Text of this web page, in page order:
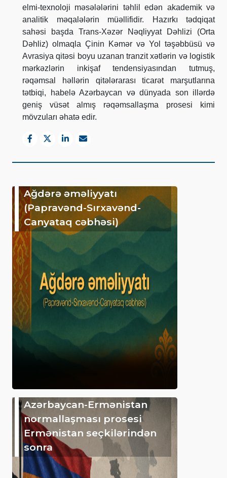
elmi-texnoloji məsələlərini təhlil edən akademik və
analitik məqalələrin müəllifidir. Hazırkı tədqiqat
sahəsi başda Trans-Xəzər Nəqliyyat Dəhlizi (Orta
Dəhliz) olmaqla Çinin Kəmər və Yol təşəbbüsü və
Avrasiya qitəsi boyu uzanan tranzit xətlərin və logistik
mərkəzlərin inkişaf tendensiyasından tutmuş,
rəqəmsal həllərin qitələrarası ticarət marşutlarına
tətbiqi, habelə Azərbaycan və dünyada son illərdə
geniş vüsət almış rəqəmsallaşma prosesi kimi
mövzuları əhatə edir.
Ağdərə əməliyyatı
(Papravənd-Sırxavənd-
Canyataq cəbhəsi)
Azərbaycan-Ermənistan
normallaşması prosesi
Ermənistan seçkilərindən
sonra